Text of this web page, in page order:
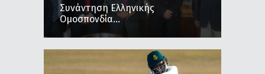
Συνάντηση Ελληνικής
Ομοσπονδία...